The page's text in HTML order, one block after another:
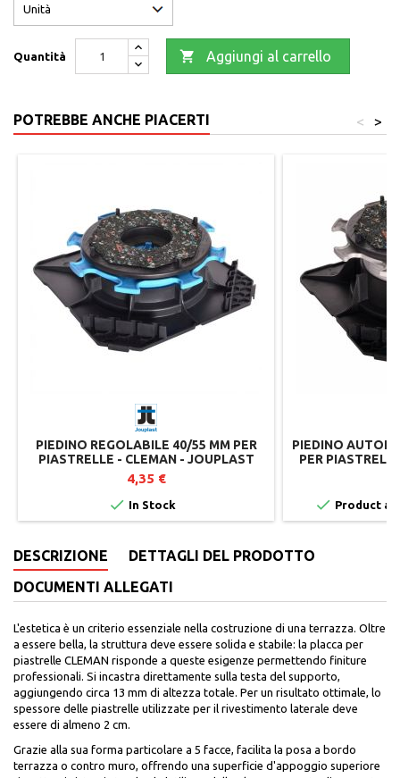
Quantità  Aggiungi al carrello
POTREBBE ANCHE PIACERTI >
<
PIEDINO REGOLABILE 40/55 MM PER
PIASTRELLE - CLEMAN - JOUPLAST
4,35 €
 In Stock
PIEDINO
PER
 Product
DESCRIZIONE
DETTAGLI DEL PRODOTTO
DOCUMENTI ALLEGATI
L'estetica è un criterio essenziale nella costruzione di una terrazza. Oltre
a essere bella, la struttura deve essere solida e stabile: la placca per
piastrelle CLEMAN risponde a queste esigenze permettendo finiture
professionali. Si incastra direttamente sulla testa del supporto,
aggiungendo circa 13 mm di altezza totale. Per un risultato ottimale, lo
spessore delle piastrelle utilizzate per il rivestimento laterale deve
essere di almeno 2 cm.
Grazie alla sua forma particolare a 5 facce, facilita la posa a bordo
terrazza o contro muro, offrendo una superficie d'appoggio superiore